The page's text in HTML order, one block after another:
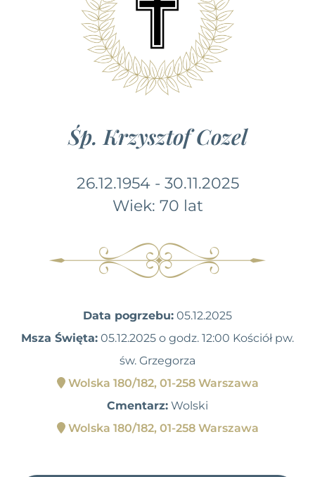
Śp. Krzysztof Cozel
26.12.1954 - 30.11.2025
Wiek: 70 lat
Data pogrzebu: 05.12.2025
Msza Święta: 05.12.2025 o godz. 12:00 Kościół pw.
św. Grzegorza
Wolska 180/182, 01-258 Warszawa
Cmentarz: Wolski
Wolska 180/182, 01-258 Warszawa